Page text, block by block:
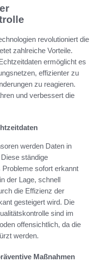
revolutioniert die
zahlreiche Vorteile.
ermöglicht es
effizienter zu
zu reagieren.
und verbessert die
werden Daten in
ständige
sofort erkannt
der Lage, schnell
die Effizienz der
gesteigert wird. Die
sind im
offensichtlich, da die
werden.
Maßnahmen